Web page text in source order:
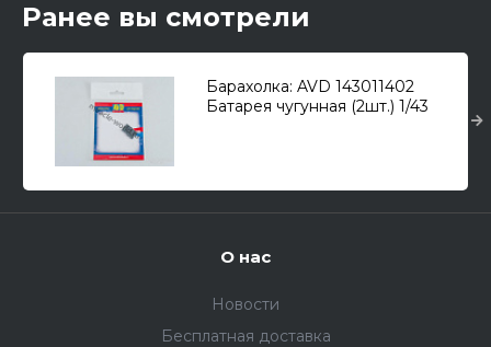
Ранее вы смотрели
Барахолка: AVD 143011402
Батарея чугунная (2шт.) 1/43
О нас
Новости
Бесплатная доставка